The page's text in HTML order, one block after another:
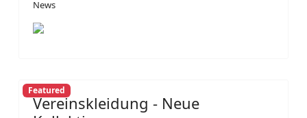
News
Featured
Vereinskleidung - Neue